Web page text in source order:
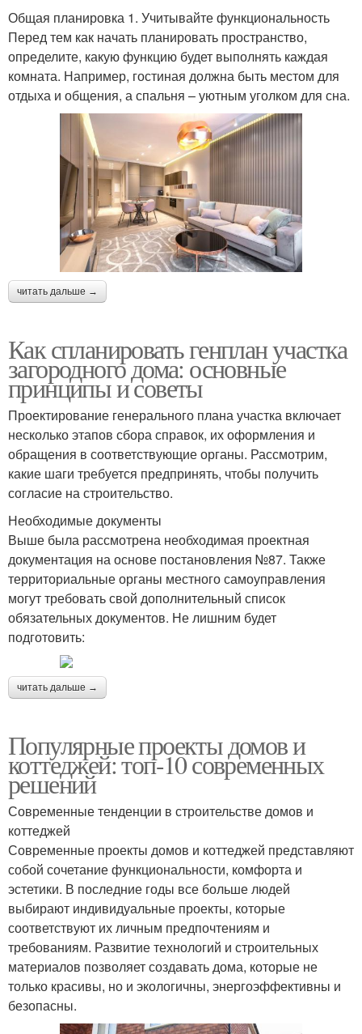
Общая планировка 1. Учитывайте функциональность
Перед тем как начать планировать пространство,
определите, какую функцию будет выполнять каждая
комната. Например, гостиная должна быть местом для
отдыха и общения, а спальня – уютным уголком для сна.
читать дальше →
Как спланировать генплан участка
загородного дома: основные
принципы и советы
Проектирование генерального плана участка включает
несколько этапов сбора справок, их оформления и
обращения в соответствующие органы. Рассмотрим,
какие шаги требуется предпринять, чтобы получить
согласие на строительство.
Необходимые документы
Выше была рассмотрена необходимая проектная
документация на основе постановления №87. Также
территориальные органы местного самоуправления
могут требовать свой дополнительный список
обязательных документов. Не лишним будет
подготовить:
читать дальше →
Популярные проекты домов и
коттеджей: топ-10 современных
решений
Современные тенденции в строительстве домов и
коттеджей
Современные проекты домов и коттеджей представляют
собой сочетание функциональности, комфорта и
эстетики. В последние годы все больше людей
выбирают индивидуальные проекты, которые
соответствуют их личным предпочтениям и
требованиям. Развитие технологий и строительных
материалов позволяет создавать дома, которые не
только красивы, но и экологичны, энергоэффективны и
безопасны.